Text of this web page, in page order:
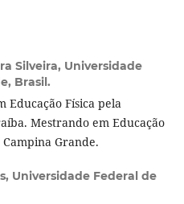
Silveira, Universidade
Brasil.
Educação Física pela
Mestrando em Educação
Grande.
Universidade Federal de